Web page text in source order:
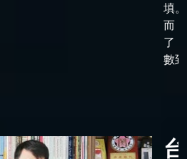
填
而
了
數